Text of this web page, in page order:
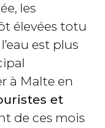
les
élevées totu
est plus
à Malte en
et
de ces mois